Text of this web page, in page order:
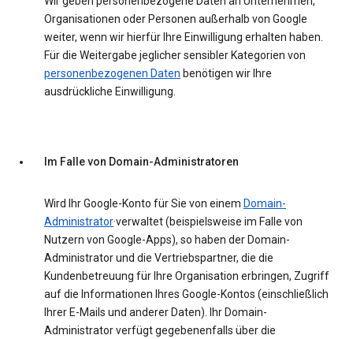
Organisationen oder Personen außerhalb von Google
weiter, wenn wir hierfür Ihre Einwilligung erhalten haben.
Für die Weitergabe jeglicher sensibler Kategorien von
personenbezogenen Daten benötigen wir Ihre
ausdrückliche Einwilligung.
Im Falle von Domain-Administratoren
Wird Ihr Google-Konto für Sie von einem Domain-
Administrator·verwaltet (beispielsweise im Falle von
Nutzern von Google-Apps), so haben der Domain-
Administrator und die Vertriebspartner, die die
Kundenbetreuung für Ihre Organisation erbringen, Zugriff
auf die Informationen Ihres Google-Kontos (einschließlich
Ihrer E-Mails und anderer Daten). Ihr Domain-
Administrator verfügt gegebenenfalls über die